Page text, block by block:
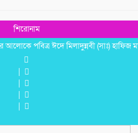
শিরোনাম
পবিত্র ঈদে মিলাদুন্নবী (সাঃ) হাফিজ মাছুম